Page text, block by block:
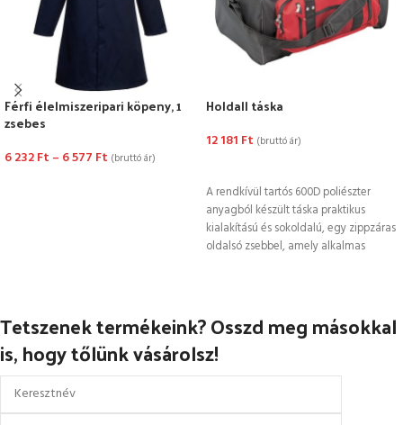
Férfi élelmiszeripari köpeny, 1
zsebes
6 232Ft – 6 577 Ft (bruttó ár)
Holdall táska
12 181 Ft (bruttó ár)
A rendkívül tartós 600D poliészter
anyagból készült táska praktikus
kialakítású és sokoldalú, egy zippzáras
oldalsó zsebbel, amely alkalmas
Tetszenek termékeink? Osszd meg másokkal
is, hogy tőlünk vásárolsz!